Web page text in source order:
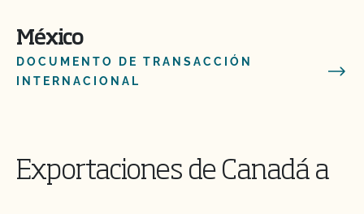
México
DOCUMENTO DE TRANSACCIÓN
INTERNACIONAL
Exportaciones de Canadá a